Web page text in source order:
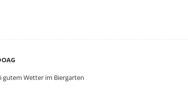
gutem Wetter im Biergarten